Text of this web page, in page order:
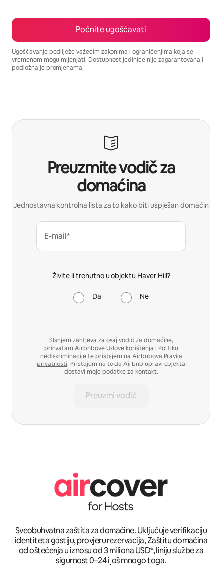
Počnite ugošćavati
Ugošćavanje podliježe važećim zakonima i ograničenjima koja se
vremenom mogu mijenjati. Dostupnost jedinice nije zagarantovana i
podložna je promjenama.
Preuzmite vodič za
domaćina
Jednostavna kontrolna lista za to kako biti uspješan domaćin
E-mail*
Živite li trenutno u objektu Haver Hill?
Da Ne
Slanjem zahtjeva za ovaj vodič za domaćine,
prihvatam AirbnboveUslove korištenja i Politiku
nediskriminacijete pristajem na Airbnbova Pravila
privatnosti. Pristajem na to da Airbnb upravi objekta
dostavi moje podatke za kontakt.
Preuzmi vodič
Sveobuhvatna zaštita za domaćine. Uključuje verifikaciju
identiteta gostiju, provjeru rezervacija, Zaštitu domaćina
od oštećenja u iznosu od 3 miliona USD*, liniju službe za
sigurnost 0–24 i još mnogo toga.